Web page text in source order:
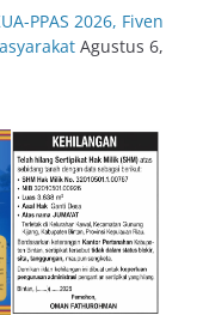
PPAS 2026, Fiven
Agustus 6,